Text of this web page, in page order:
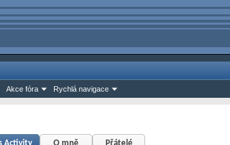
Akce fóra Rychlá navigace